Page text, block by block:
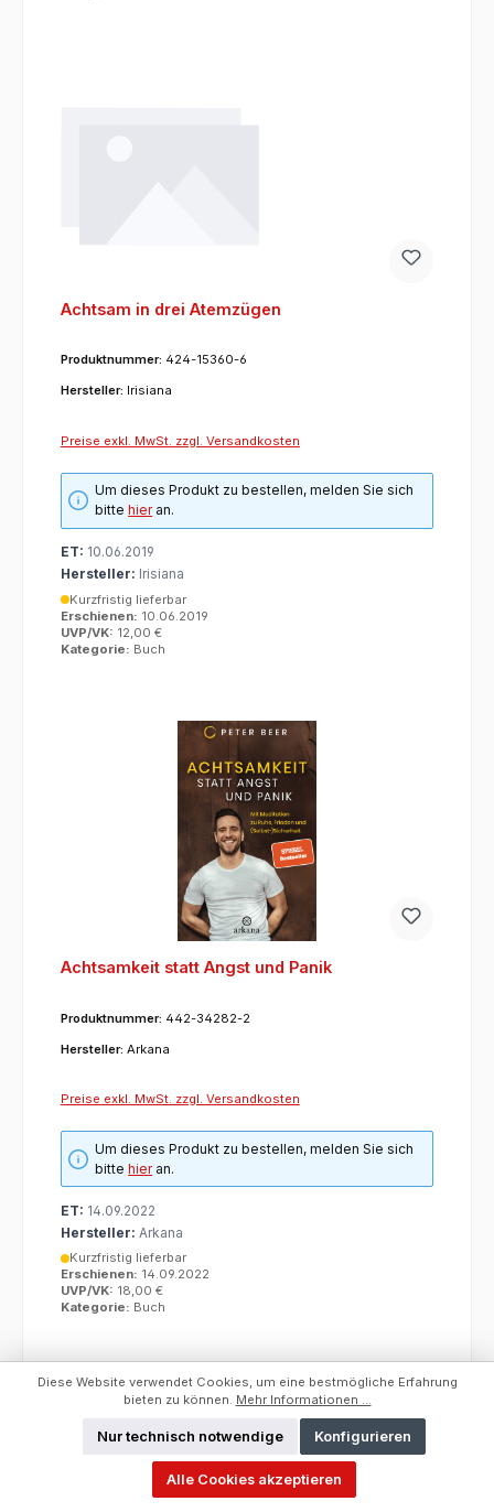
Achtsam in drei Atemzügen
Produktnummer: 424-15360-6
Hersteller: Irisiana
Preise exkl. MwSt. zzgl. Versandkosten
Um dieses Produkt zu bestellen, melden Sie sich
bittehieran.
ET: 10.06.2019
Hersteller: Irisiana
Kurzfristig lieferbar
Erschienen: 10.06.2019
UVP/VK: 12,00 €
Kategorie: Buch
Achtsamkeit statt Angst und Panik
Produktnummer: 442-34282-2
Hersteller: Arkana
Preise exkl. MwSt. zzgl. Versandkosten
Um dieses Produkt zu bestellen, melden Sie sich
bittehieran.
ET: 14.09.2022
Hersteller: Arkana
Kurzfristig lieferbar
Erschienen: 14.09.2022
UVP/VK: 18,00 €
Kategorie: Buch
Diese Website verwendet Cookies, um eine bestmögliche Erfahrung
bieten zu können. Mehr Informationen ...
Nur technisch notwendige Konfigurieren
Alle Cookies akzeptieren